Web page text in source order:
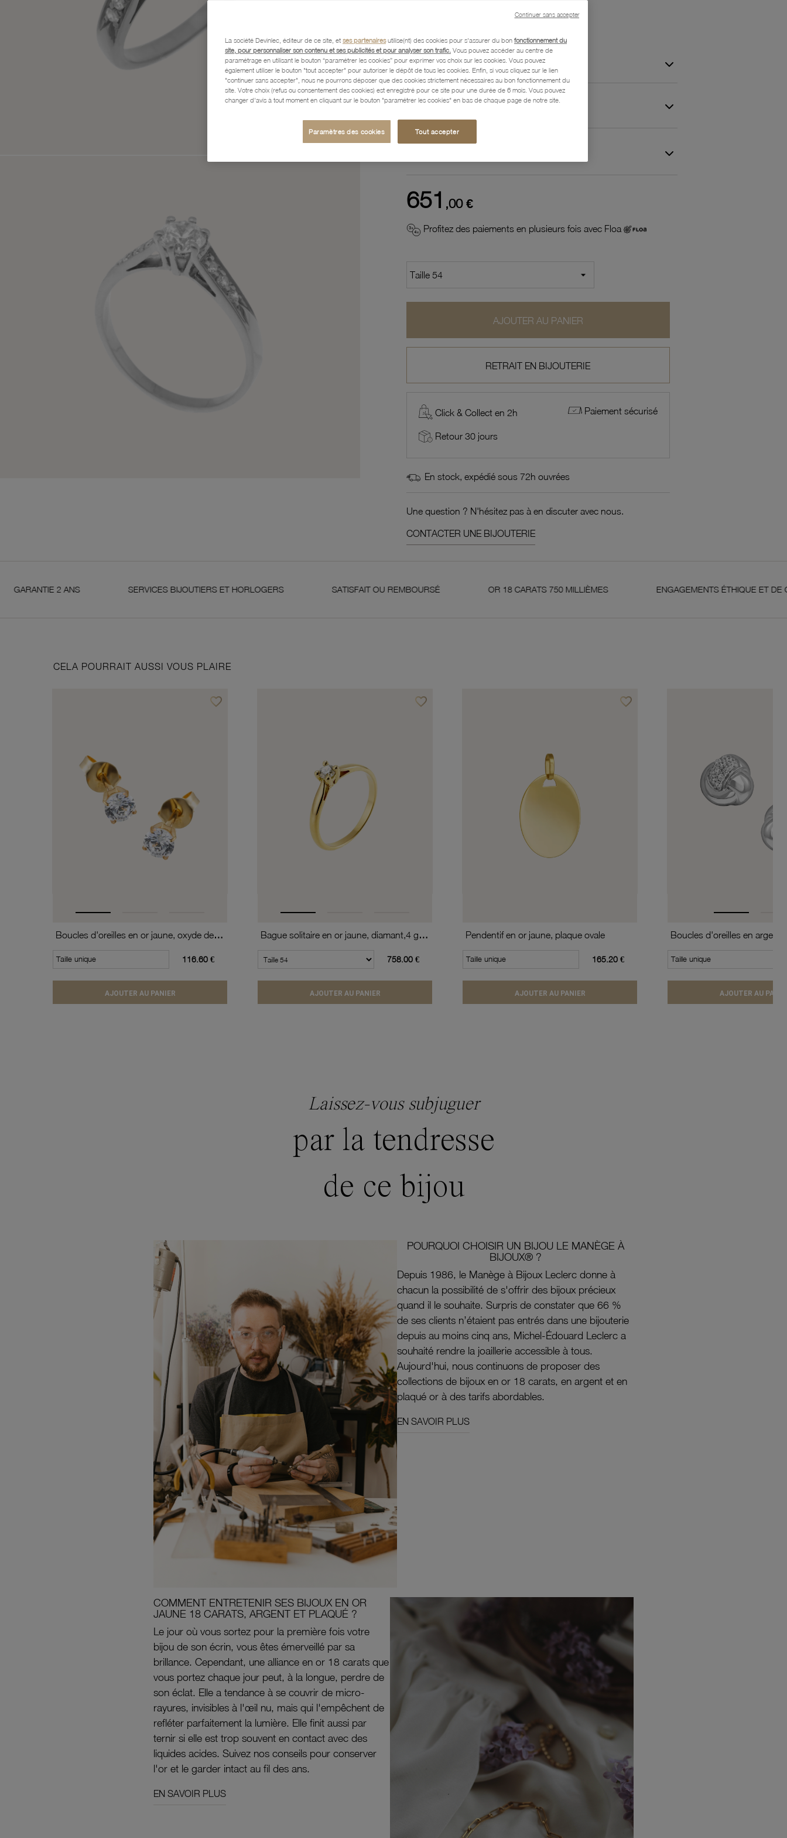
Description
Caractéristiques détaillées
651 ,00 €
Profitez des paiements en plusieurs fois avec Floa
AJOUTER AU PANIER
RETRAIT EN BIJOUTERIE
Click & Collect en 2h Paiement sécurisé
Retour 30 jours
En stock, expédié sous 72h ouvrées
Une question ? N'hésitez pas à en discuter avec nous.
CONTACTER UNE BIJOUTERIE
2 ANS SERVICES BIJOUTIERS ET HORLOGERS SATISFAIT OU REMBOURSÉ OR 18 CARATS 750 MILLIÈMES ENGAGEMENTS ÉTHIQUE ET DE QUALITÉ
CELA POURRAIT AUSSI VOUS PLAIRE
favorite_borderAjouter à vos favoris
Boucles d'oreilles en or jaune, oxyde de zirconium (moyen modèle).
Taille unique 116.60 €
AJOUTER AU PANIER
favorite_borderAjouter à vos favoris
Bague solitaire en or jaune, diamant,4 griffes
758.00 €
AJOUTER AU PANIER
favorite_borderAjouter à vos favoris
Pendentif en or jaune, plaque ovale
Taille unique 165.20 €
AJOUTER AU PANIER
Taille unique
AJOUTER AU
Laissez-vous subjuguer
par la tendresse
de ce bijou
POURQUOI CHOISIR UN BIJOU LE MANÈGE À
BIJOUX® ?
Depuis 1986, le Manège à Bijoux Leclerc donne à
chacun la possibilité de s'offrir des bijoux précieux
quand il le souhaite. Surpris de constater que 66 %
de ses clients n’étaient pas entrés dans une bijouterie
depuis au moins cinq ans, Michel-Édouard Leclerc a
souhaité rendre la joaillerie accessible à tous.
Aujourd'hui, nous continuons de proposer des
collections de bijoux en or 18 carats, en argent et en
plaqué or à des tarifs abordables.
EN SAVOIR PLUS
COMMENT ENTRETENIR SES BIJOUX EN OR
JAUNE 18 CARATS, ARGENT ET PLAQUÉ ?
Le jour où vous sortez pour la première fois votre
bijou de son écrin, vous êtes émerveillé par sa
brillance. Cependant, une alliance en or 18 carats que
vous portez chaque jour peut, à la longue, perdre de
son éclat. Elle a tendance à se couvrir de micro-
rayures, invisibles à l'œil nu, mais qui l'empêchent de
refléter parfaitement la lumière. Elle finit aussi par
ternir si elle est trop souvent en contact avec des
liquides acides. Suivez nos conseils pour conserver
l'or et le garder intact au fil des ans.
EN SAVOIR PLUS
La société Devinlec, éditeur de ce site, et ses partenairesutilise(nt) des cookies pour s'assurer du bon fonctionnement du
site, pour personnaliser son contenu et ses publicités et pour analyser son trafic. Vous pouvez accéder au centre de
paramétrage en utilisant le bouton “paramétrer les cookies” pour exprimer vos choix sur les cookies. Vous pouvez
également utiliser le bouton "tout accepter" pour autoriser le dépôt de tous les cookies. Enfin, si vous cliquez sur le lien
"continuer sans accepter", nous ne pourrons déposer que des cookies strictement nécessaires au bon fonctionnement du
site. Votre choix (refus ou consentement des cookies) est enregistré pour ce site pour une durée de 6 mois. Vous pouvez
changer d'avis à tout moment en cliquant sur le bouton "paramétrer les cookies" en bas de chaque page de notre site.
Paramètres des cookies Tout accepter
Continuer sans accepter